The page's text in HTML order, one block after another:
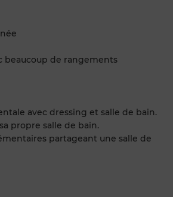
beaucoup de rangements
avec dressing et salle de bain.
propre salle de bain.
partageant une salle de